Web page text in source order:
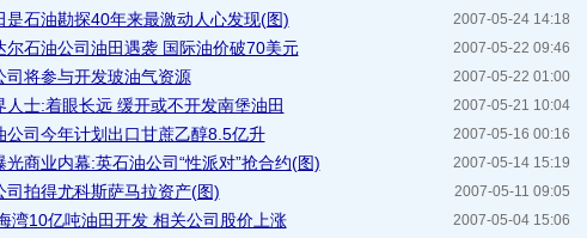
2007-05-24 14:18
是石油勘探40年来最激动人心发现(图)
2007-05-22 09:46
尔石油公司油田遇袭 国际油价破70美元
2007-05-22 01:00
司将参与开发玻油气资源
2007-05-21 10:04
人士:着眼长远 缓开或不开发南堡油田
2007-05-16 00:16
公司今年计划出口甘蔗乙醇8.5亿升
2007-05-14 15:19
光商业内幕:英石油公司“性派对”抢合约(图)
2007-05-11 09:05
司拍得尤科斯萨马拉资产(图)
2007-05-04 15:06
湾10亿吨油田开发 相关公司股价上涨